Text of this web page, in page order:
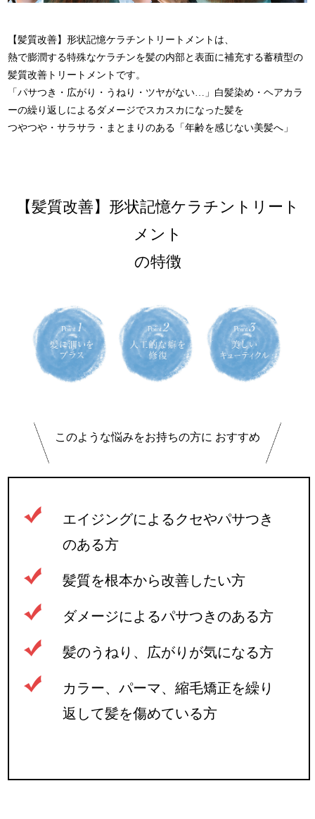
【髪質改善】形状記憶ケラチントリートメントは、
熱で膨潤する特殊なケラチンを髪の内部と表面に補充する蓄積型の
髪質改善トリートメントです。
「パサつき・広がり・うねり・ツヤがない…」白髪染め・ヘアカラ
ーの繰り返しによるダメージでスカスカになった髪を
つやつや・サラサラ・まとまりのある「年齢を感じない美髪へ」
【髪質改善】形状記憶ケラチントリート
メント
の特徴
このような悩みをお持ちの方に おすすめ
エイジングによるクセやパサつき
のある方
髪質を根本から改善したい方
ダメージによるパサつきのある方
髪のうねり、広がりが気になる方
カラー、パーマ、縮毛矯正を繰り
返して髪を傷めている方